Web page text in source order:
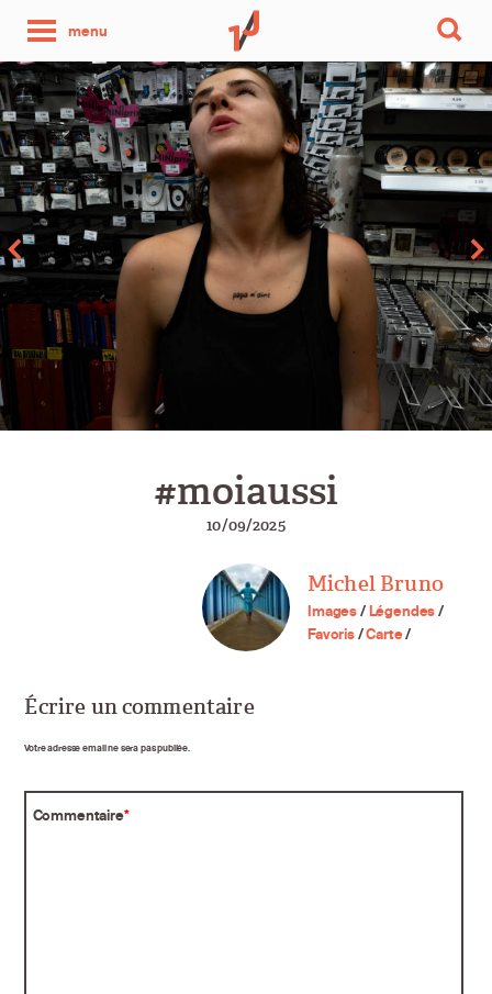
menu
photo
par
jour
#moiaussi
10/09/2025
Michel Bruno
Images/Légendes/
Favoris/Carte/
Écrire un commentaire
Votre adresse email ne sera pas publiée.
Commentaire*